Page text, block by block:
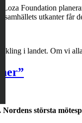
Foundation
utkanter får
i landet. Om vi
största